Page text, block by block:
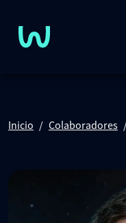
Inicio Colaboradores